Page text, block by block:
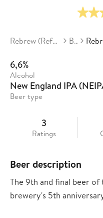
Rebrew (Reformation Brewery) Beers
6,6%
Alcohol
New England IPA
Beer type
3
Ratings
Beer description
The 9th and final beer
brewery's 5th